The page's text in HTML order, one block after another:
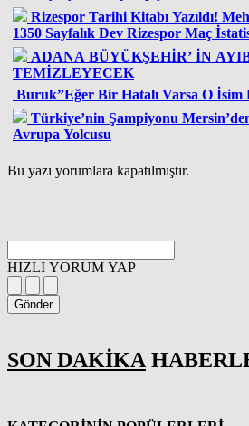
Rizespor Tarihi Kitabı Yazıldı!
1350 Sayfalık Dev Rizespor Maç
ADANA BÜYÜKŞEHİR’ İN
TEMİZLEYECEK
Buruk”Eğer Bir Hatalı Varsa O İsim
Türkiye’nin Şampiyonu
Avrupa Yolcusu
Bu yazı yorumlara kapatılmıştır.
HIZLI YORUM YAP
Gönder
SON DAKİKA